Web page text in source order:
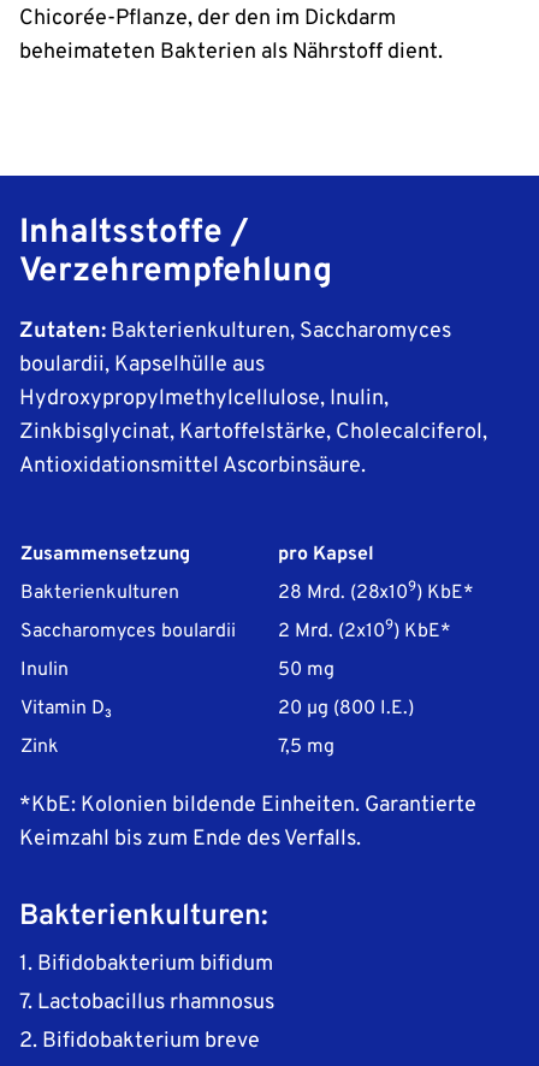
Chicorée-Pflanze, der den im Dickdarm
beheimateten Bakterien als Nährstoff dient.
Inhaltsstoffe /
Verzehrempfehlung
Zutaten: Bakterienkulturen, Saccharomyces
boulardii, Kapselhülle aus
Hydroxypropylmethylcellulose, Inulin,
Zinkbisglycinat, Kartoffelstärke, Cholecalciferol,
Antioxidationsmittel Ascorbinsäure.
Zusammensetzung
pro Kapsel
Bakterienkulturen
28 Mrd. (28x109) KbE*
Saccharomyces boulardii
2 Mrd. (2x109) KbE*
Inulin
50 mg
Vitamin D₃
20 μg (800 I.E.)
Zink
7,5 mg
*KbE: Kolonien bildende Einheiten. Garantierte
Keimzahl bis zum Ende des Verfalls.
Bakterienkulturen:
1. Bifidobakterium bifidum
7. Lactobacillus rhamnosus
2. Bifidobakterium breve